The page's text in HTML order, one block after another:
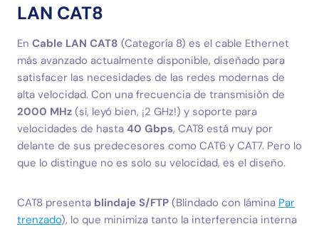
LAN CAT8
En Cable LAN CAT8 (Categoría 8) es el cable Ethernet
más avanzado actualmente disponible, diseñado para
satisfacer las necesidades de las redes modernas de
alta velocidad. Con una frecuencia de transmisión de
2000 MHz (sí, leyó bien, ¡2 GHz!) y soporte para
velocidades de hasta 40 Gbps, CAT8 está muy por
delante de sus predecesores como CAT6 y CAT7. Pero lo
que lo distingue no es solo su velocidad, es el diseño.
CAT8 presenta blindaje S/FTP (Blindado con lámina Par
trenzado), lo que minimiza tanto la interferencia interna